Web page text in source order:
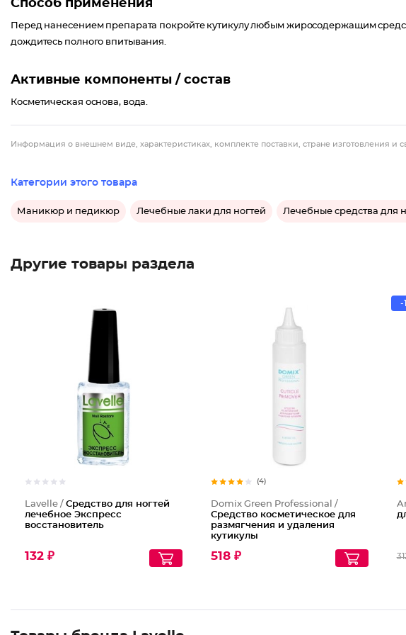
Способ применения
Перед нанесением препарата покройте кутикулу любым жиросодержащим
дождитесь полного впитывания.
Активные компоненты / состав
Косметическая основа, вода.
Информация о внешнем виде, характеристиках, комплекте поставки, стране изготовления и
Категории этого товара
Маникюр и педикюр Лечебные лаки для ногтей Лечебные средства для
Другие товары раздела
Lavelle / Средство для ногтей
лечебное Экспресс
восстановитель
132 ₽
(4)
Domix Green Professional /
Средство косметическое для
размягчения и удаления
кутикулы
518 ₽
-